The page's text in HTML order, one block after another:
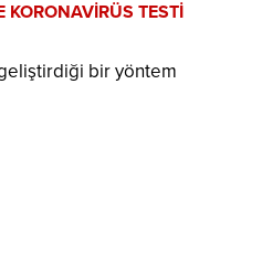
KORONAVİRÜS TESTİ
bir yöntem